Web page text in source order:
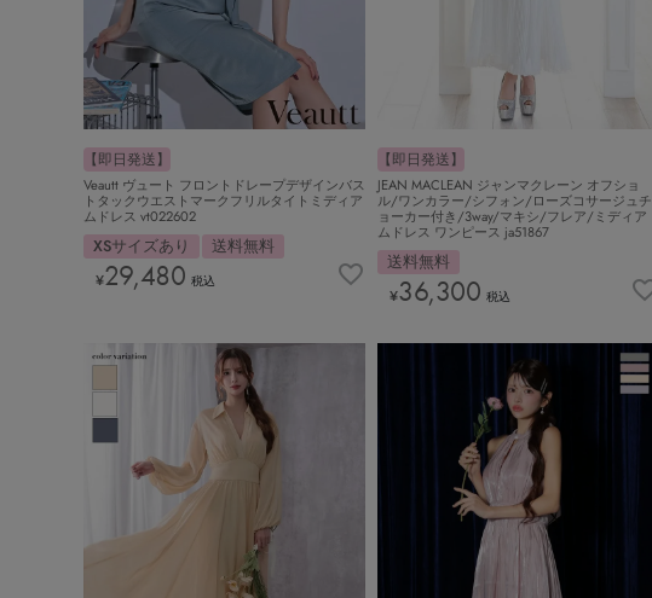
【即日発送】
Veautt ヴュート フロントドレープデザインバス
トタックウエストマークフリルタイトミディア
ムドレス vt022602
XSサイズあり 送料無料
¥29,480 税込
【即日発送】
JEAN MACLEAN ジャンマクレーン オフショ
ル/ワンカラー/シフォン/ローズコサージュチ
ョーカー付き/3way/マキシ/フレア/ミディア
ムドレス ワンピース ja51867
送料無料
¥36,300 税込